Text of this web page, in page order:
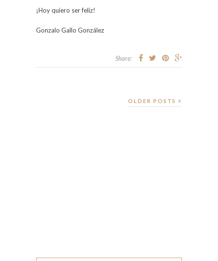
¡Hoy quiero ser feliz!
Gonzalo Gallo González
Share:
OLDER POSTS